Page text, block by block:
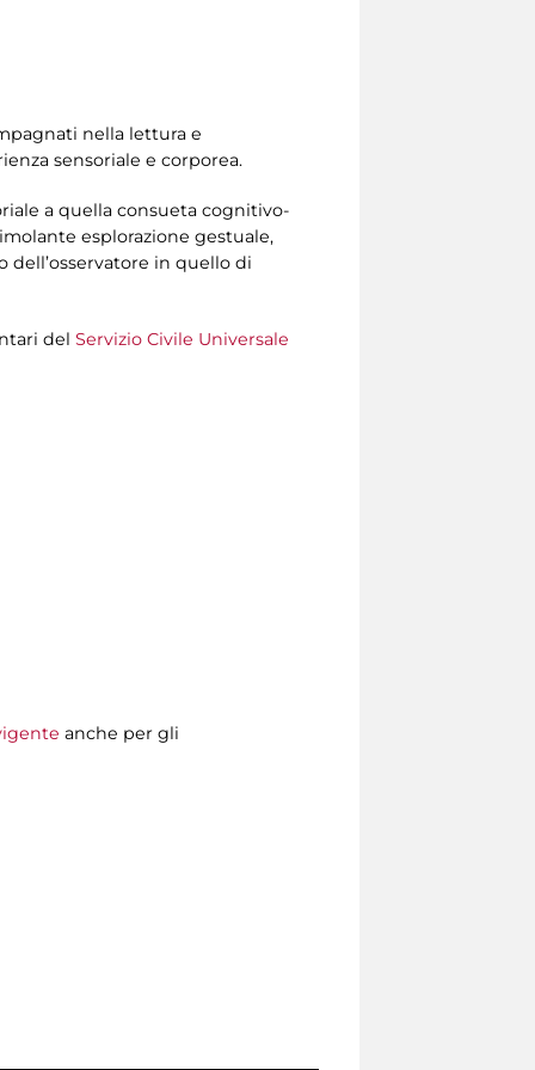
nella lettura e
sensoriale e corporea.
a quella consueta cognitivo-
esplorazione gestuale,
dell’osservatore in quello di
del Servizio Civile Universale
anche per gli